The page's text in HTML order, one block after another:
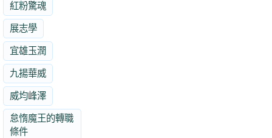
紅粉驚魂
展志學
宜雄玉潤
九揚華威
威均峰澤
怠惰魔王的轉職
條件